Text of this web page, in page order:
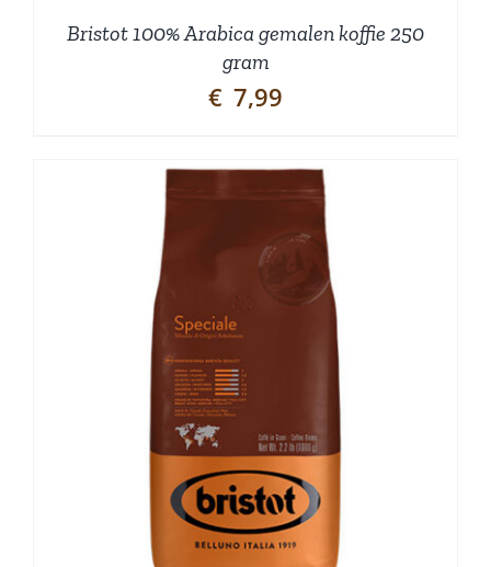
Bristot 100% Arabica gemalen koffie 250
gram
€ 7,99